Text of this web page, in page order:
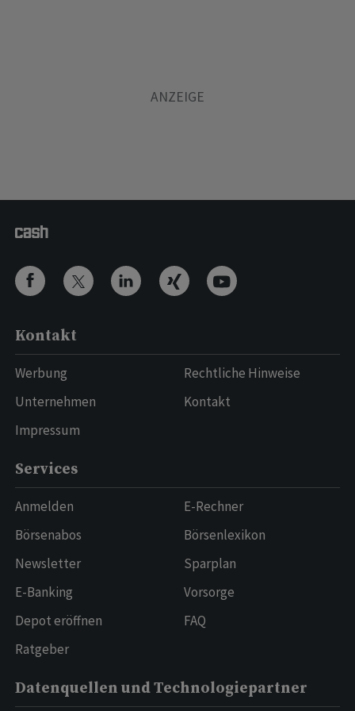
Kontakt
Werbung
Unternehmen
Impressum
Rechtliche Hinweise
Kontakt
Services
Anmelden
Börsenabos
Newsletter
E-Banking
Depot eröffnen
Ratgeber
E-Rechner
Börsenlexikon
Sparplan
Vorsorge
FAQ
Datenquellen und Technologiepartner